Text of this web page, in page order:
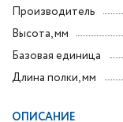
Производитель
Высота, мм
Базовая единица
Длина полки, мм
ОПИСАНИЕ